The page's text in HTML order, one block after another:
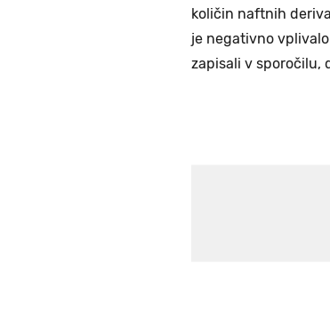
količin naftnih
je negativno
zapisali v sporočilu,